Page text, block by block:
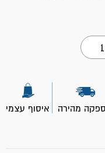
מהירה איסוף עצמי